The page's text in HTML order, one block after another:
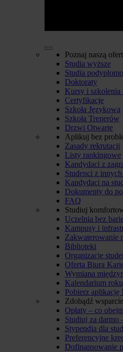
Poznaj naszą
Studia wyższe
Studia
Doktoraty
Kursy i szkolenia
Certyfikacje
Szkoła Językowa
Szkoła Trenerów
Drzwi Otwarte
Aplikuj bez
Zasady rekrutacji
Listy rankingowe
Kandydaci z
Studenci z
Kandydaci na
Dokumenty do
FAQ
Studiuj
Uczelnia bez
Kampusy i
Zakwaterowanie
Biblioteki
Organizacje
Oferta Biura
Wymiana
Kalendarium
Pobierz aplikację
Zdobądź
Opłaty – co
Studiuj za darmo
Stypendia dla
Preferencyjne
Dofinansowanie